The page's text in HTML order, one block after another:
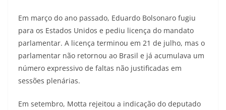
Em março do ano passado, Eduardo Bolsonaro fugiu
para os Estados Unidos e pediu licença do mandato
parlamentar. A licença terminou em 21 de julho, mas o
parlamentar não retornou ao Brasil e já acumulava um
número expressivo de faltas não justificadas em
sessões plenárias.
Em setembro, Motta rejeitou a indicação do deputado